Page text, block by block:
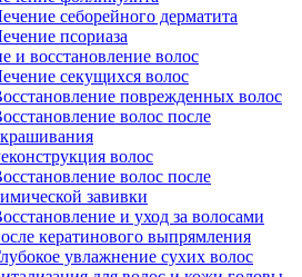
себорейного дерматита
псориаза
и восстановление волос
секущихся волос
поврежденных волос
волос после
волос
волос после
завивки
и уход за волосами
кератинового выпрямления
увлажнение сухих волос